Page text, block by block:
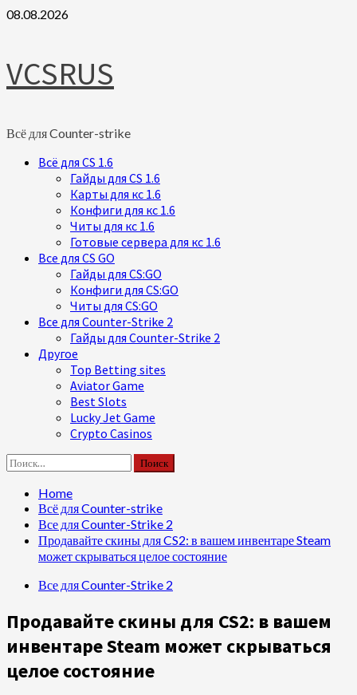
Skip
08.08.2026
VCSRUS
Всё для Counter-strike
PrimaryВсё для CS 1.6
Гайды для CS 1.6
Карты для кс 1.6
Конфиги для кс 1.6
Читы для кс 1.6
Готовые сервера для кс 1.6
Все для CS GO
Гайды для CS:GO
Конфиги для CS:GO
Читы для CS:GO
Все для Counter-Strike 2
Гайды для Counter-Strike 2
Другое
Top Betting sites
Aviator Game
Best Slots
Lucky Jet Game
Crypto Casinos
Найти:
Home
Всё для Counter-strike
Все для Counter-Strike 2
Продавайте скины для CS2: в вашем инвентаре Steam
может скрываться целое состояние
Все для Counter-Strike 2
Продавайте скины для CS2: в вашем
инвентаре Steam может скрываться
целое состояние